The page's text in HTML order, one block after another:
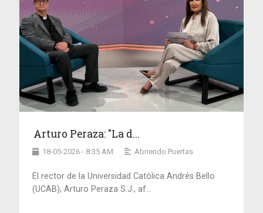
Arturo Peraza: "La d...
18-05-2026 - 8:35 AM Abriendo Puertas
El rector de la Universidad Católica Andrés Bello
(UCAB), Arturo Peraza S.J., af...